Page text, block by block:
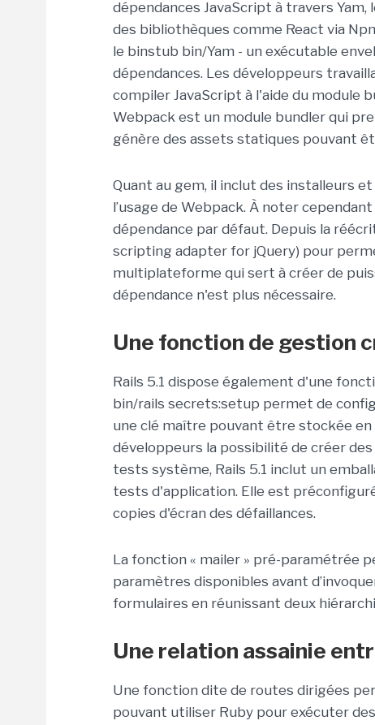
dépendances JavaScript à travers
des bibliothèques comme React via
le binstub bin/Yam - un exécutable
dépendances. Les développeurs
compiler JavaScript à l'aide du module
Webpack est un module bundler qui
génère des assets statiques pouvant
Quant au gem, il inclut des installeurs
l’usage de Webpack. À noter
dépendance par défaut. Depuis la
scripting adapter for jQuery) pour
multiplateforme qui sert à créer de
dépendance n'est plus nécessaire.
Une fonction de gestion
Rails 5.1 dispose également d'une
bin/rails secrets:setup permet de
une clé maître pouvant être stockée
développeurs la possibilité de créer
tests système, Rails 5.1 inclut un
tests d'application. Elle est
copies d'écran des défaillances.
La fonction « mailer » pré-paramétrée
paramètres disponibles avant
formulaires en réunissant deux
Une relation assainie
Une fonction dite de routes dirigées
pouvant utiliser Ruby pour exécuter